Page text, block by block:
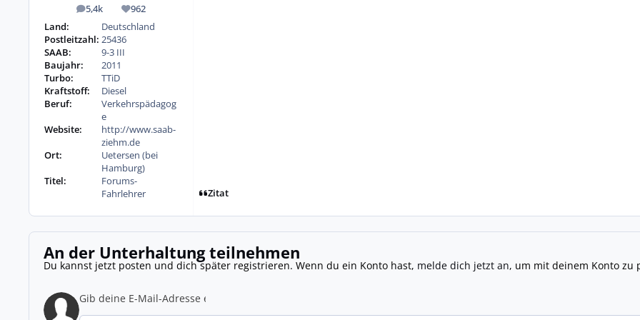
5,4k
Beiträge 962
Reputation
Land:
Deutschland
Postleitzahl: 25436
SAAB:
9-3 III
Baujahr:
2011
Turbo:
TTiD
Kraftstoff:
Diesel
Beruf:
Verkehrspädagog
e
Website:
http://www.saab-
ziehm.de
Ort:
Uetersen (bei
Hamburg)
Titel:
Forums-
Fahrlehrer
Zitat
An der Unterhaltung teilnehmen
Du kannst jetzt posten und dich später registrieren. Wenn du ein Konto hast, melde dich jetzt an, um mit deinem Konto zu